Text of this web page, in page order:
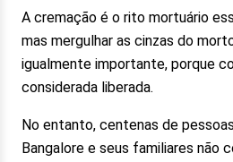
A cremação é o rito mortuário
mas mergulhar as cinzas do
igualmente importante, porque
considerada liberada.
No entanto, centenas de
Bangalore e seus familiares não